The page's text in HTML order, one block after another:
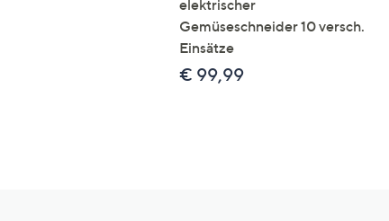
elektrischer
Gemüseschneider 10 versch.
Einsätze
€ 99,99